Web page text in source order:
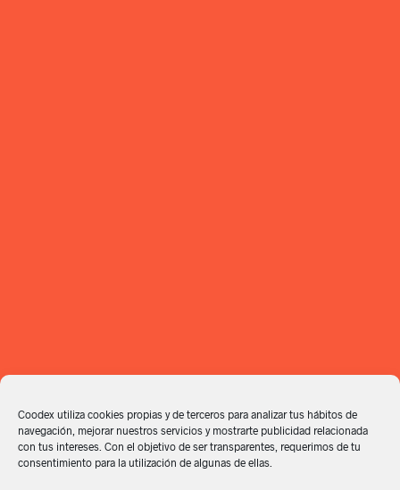
Coodex utiliza cookies propias y de terceros para analizar tus hábitos de
navegación, mejorar nuestros servicios y mostrarte publicidad relacionada
con tus intereses. Con el objetivo de ser transparentes, requerimos de tu
consentimiento para la utilización de algunas de ellas.